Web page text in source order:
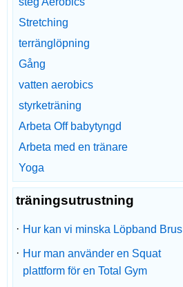
Stretching
terränglöpning
Gång
vatten aerobics
styrketräning
Arbeta Off babytyngd
Arbeta med en tränare
Yoga
träningsutrustning
· Hur kan vi minska Löpband Brus
· Hur man använder en Squat
plattform för en Total Gym